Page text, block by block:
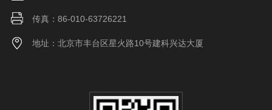
传真：86-010-63726221
地址：北京市丰台区星火路10号建科兴达大厦